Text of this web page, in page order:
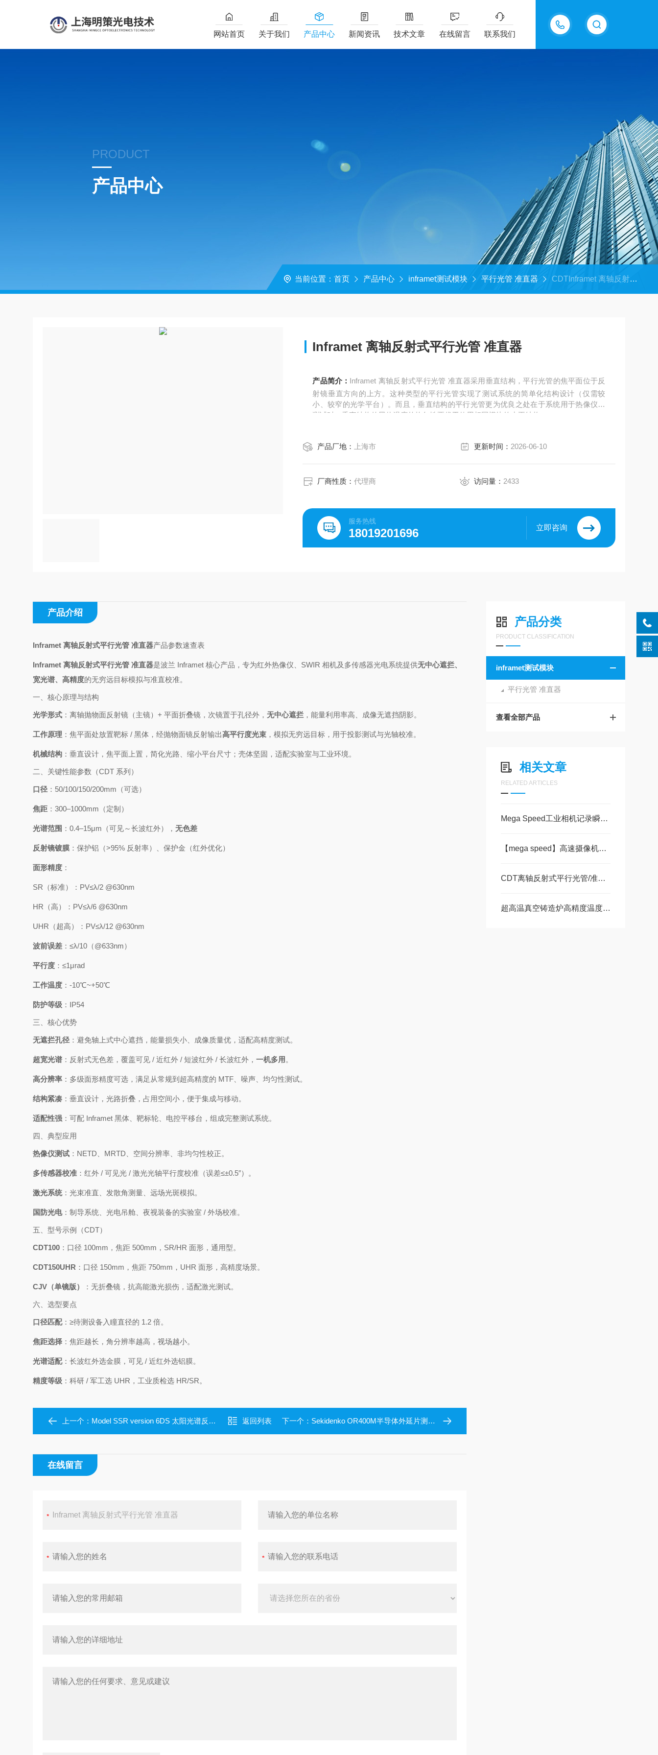
网站首页 关于我们 产品中心 新闻资讯 技术文章 在线留言 联系我们
PRODUCT
产品中心
当前位置： 首页 产品中心 inframet测试模块 平行光管 准直器 CDTInframet 离轴反射式平行光管 准直器
Inframet 离轴反射式平行光管 准直器
产品简介： Inframet 离轴反射式平行光管 准直器采用垂直结构，平行光管的焦平面位于反
射镜垂直方向的上方。这种类型的平行光管实现了测试系统的简单化结构设计（仅需较
小、较窄的光学平台）。而且，垂直结构的平行光管更为优良之处在于系统用于热像仪的
测试时，垂直结构的黑体温度的均匀性要优于使用相同模块的水平结构。
产品厂地： 上海市 更新时间： 2026-06-10
厂商性质：代理商 访问量： 2433
服务热线
18019201696 立即咨询
产品分类
PRODUCT CLASSIFICATION
inframet测试模块
平行光管 准直器
查看全部产品
相关文章
RELATED ARTICLES
Mega Speed工业相机记录瞬变的特性
【mega speed】高速摄像机在食品加工中的应用
CDT离轴反射式平行光管/准直仪的典型应用
超高温真空铸造炉高精度温度测量装置：IMPAC IGA 140红外测温仪
产品介绍
Inframet 离轴反射式平行光管 准直器产品参数速查表
Inframet 离轴反射式平行光管 准直器是波兰 Inframet 核心产品，专为红外热像仪、SWIR 相机及多传感器光电系统提供无中心遮拦、
宽光谱、高精度的无穷远目标模拟与准直校准。
一、核心原理与结构
光学形式 ：离轴抛物面反射镜（主镜）+ 平面折叠镜，次镜置于孔径外，无中心遮拦 ，能量利用率高、成像无遮挡阴影。
工作原理 ：焦平面处放置靶标 / 黑体，经抛物面镜反射输出高平行度光束 ，模拟无穷远目标，用于投影测试与光轴校准。
机械结构 ：垂直设计，焦平面上置，简化光路、缩小平台尺寸；壳体坚固，适配实验室与工业环境。
二、关键性能参数（CDT 系列）
口径 ：50/100/150/200mm（可选）
焦距 ：300–1000mm（定制）
光谱范围 ：0.4–15μm（可见～长波红外），无色差
反射镜镀膜 ：保护铝（>95% 反射率）、保护金（红外优化）
面形精度 ：
SR（标准）：PV≤λ/2 @630nm
HR（高）：PV≤λ/6 @630nm
UHR（超高）：PV≤λ/12 @630nm
波前误差 ：≤λ/10（@633nm）
平行度 ：≤1μrad
工作温度 ：-10℃~+50℃
防护等级 ：IP54
三、核心优势
无遮拦孔径 ：避免轴上式中心遮挡，能量损失小、成像质量优，适配高精度测试。
超宽光谱 ：反射式无色差，覆盖可见 / 近红外 / 短波红外 / 长波红外，一机多用 。
高分辨率 ：多级面形精度可选，满足从常规到超高精度的 MTF、噪声、均匀性测试。
结构紧凑 ：垂直设计，光路折叠，占用空间小，便于集成与移动。
适配性强 ：可配 Inframet 黑体、靶标轮、电控平移台，组成完整测试系统。
四、典型应用
热像仪测试 ：NETD、MRTD、空间分辨率、非均匀性校正。
多传感器校准 ：红外 / 可见光 / 激光光轴平行度校准（误差≤±0.5″）。
激光系统：光束准直、发散角测量、远场光斑模拟。
国防光电：制导系统、光电吊舱、夜视装备的实验室 / 外场校准。
五、型号示例（CDT）
CDT100 ：口径 100mm，焦距 500mm，SR/HR 面形，通用型。
CDT150UHR ：口径 150mm，焦距 750mm，UHR 面形，高精度场景。
CJV（单镜版） ：无折叠镜，抗高能激光损伤，适配激光测试。
六、选型要点
口径匹配：≥待测设备入瞳直径的 1.2 倍。
焦距选择 ：焦距越长，角分辨率越高，视场越小。
光谱适配：长波红外选金膜，可见 / 近红外选铝膜。
精度等级 ：科研 / 军工选 UHR，工业质检选 HR/SR。
上一个： Model SSR version 6DS 太阳光谱反射率测量仪 返回列表 下一个： Sekidenko OR400M半导体外延片测温仪
在线留言